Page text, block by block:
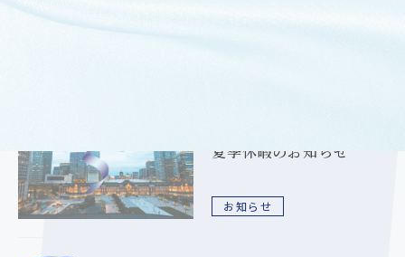
夏季休暇のお知らせ
お知らせ